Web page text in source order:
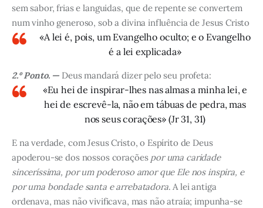
sem sabor, frias e languidas, que de repente se convertem
num vinho generoso, sob a divina influência de Jesus Cristo
«A lei é, pois, um Evangelho oculto; e o Evangelho
é a lei explicada»
2.º Ponto. — Deus mandará dizer pelo seu profeta:
«Eu hei de inspirar-lhes nas almas a minha lei, e
hei de escrevê-la, não em tábuas de pedra, mas
nos seus corações» (Jr 31, 31)
E na verdade, com Jesus Cristo, o Espírito de Deus
apoderou-se dos nossos corações por uma caridade
sinceríssima, por um poderoso amor que Ele nos inspira, e
por uma bondade santa e arrebatadora. A lei antiga
ordenava, mas não vivificava, mas não atraía; impunha-se